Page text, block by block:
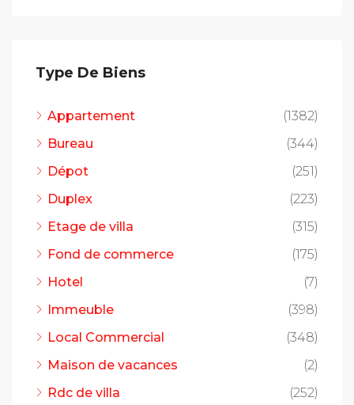
Type De Biens
Appartement
(1382)
Bureau
(344)
Dépot
(251)
Duplex
(223)
Etage de villa
(315)
Fond de commerce
(175)
Hotel
(7)
Immeuble
(398)
Local Commercial
(348)
Maison de vacances
(2)
Rdc de villa
(252)